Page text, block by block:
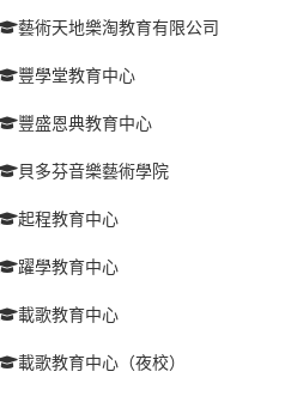
藝術天地樂淘教育有限公司
豐學堂教育中心
豐盛恩典教育中心
貝多芬音樂藝術學院
起程教育中心
躍學教育中心
載歌教育中心
載歌教育中心（夜校）